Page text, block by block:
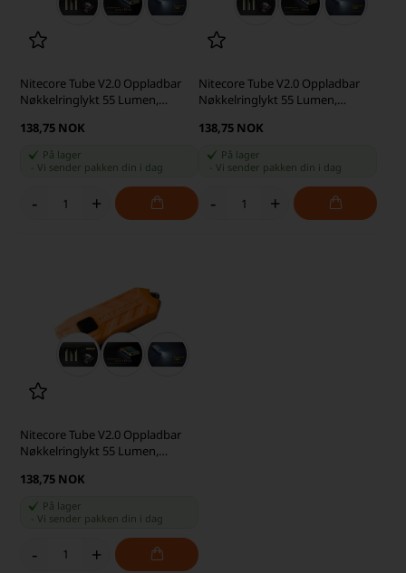
Nitecore Tube V2.0 Oppladbar
Nøkkelringlykt 55 Lumen,
138,75 NOK
På lager
-Vi sender pakken din i dag
- +
Nitecore Tube V2.0 Oppladbar
Nøkkelringlykt 55 Lumen,
138,75 NOK
På lager
Vi sender pakken din i dag
- +
Nitecore Tube V2.0 Oppladbar
Nøkkelringlykt 55 Lumen,
138,75 NOK
På lager
-Vi sender pakken din i dag
- +